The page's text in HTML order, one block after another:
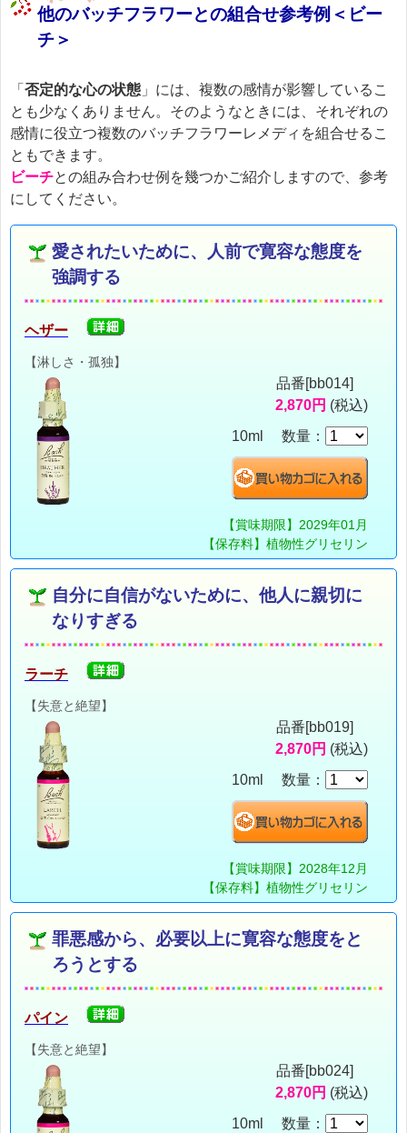
他のバッチフラワーとの組合せ参考例＜ビー
チ＞
「 否定的な心の状態 」には、複数の感情が影響しているこ
とも少なくありません。そのようなときには、それぞれの
感情に役立つ複数のバッチフラワーレメディを組合せるこ
ともできます。
ビーチとの組み合わせ例を幾つかご紹介しますので、参考
にしてください。
愛されたいために、人前で寛容な態度を
強調する
ヘザー
【淋しさ・孤独】
品番[bb014]
2,870円 (税込)
10ml 数量：
【賞味期限】2029年01月
【保存料】植物性グリセリン
自分に自信がないために、他人に親切に
なりすぎる
ラーチ
【失意と絶望】
品番[bb019]
2,870円 (税込)
10ml 数量：
【賞味期限】2028年12月
【保存料】植物性グリセリン
罪悪感から、必要以上に寛容な態度をと
ろうとする
パイン
【失意と絶望】
品番[bb024]
2,870円 (税込)
10ml 数量：